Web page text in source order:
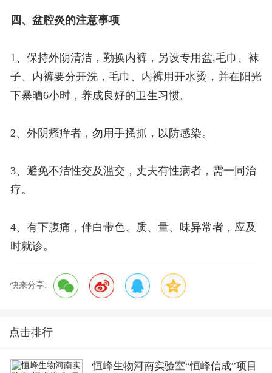
四、盆腔炎的注意事项
1、保持外阴清洁，勤换内裤，另设专用盆,毛巾、袜
子、内裤要分开洗，毛巾、内裤用开水烫，并在阳光
下暴晒6小时，养成良好的卫生习惯。
2、外阴瘙痒者，勿用手搔抓，以防感染。
3、避免不洁性交及滥交，丈夫有性病者，需一同治
疗。
4、有下腹痛，伴白带色、质、量、味异常者，应及
时就诊。
快来分享:
点击排行
恒峰生物河南实验室“恒峰信成”项目